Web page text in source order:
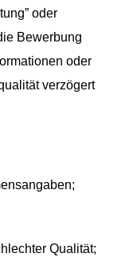
oder
Bewerbung
oder
verzögert
Qualität;